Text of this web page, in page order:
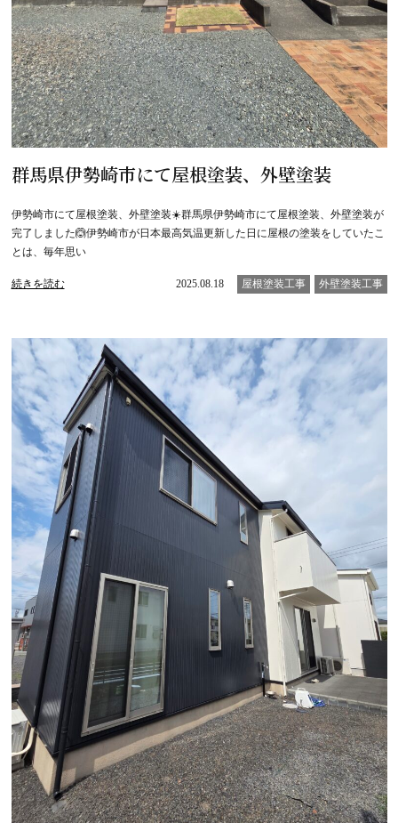
群馬県伊勢崎市にて屋根塗装、外壁塗装
伊勢崎市にて屋根塗装、外壁塗装☀️群馬県伊勢崎市にて屋根塗装、外壁塗装が
完了しました🙆伊勢崎市が日本最高気温更新した日に屋根の塗装をしていたこ
とは、毎年思い
続きを読む 2025.08.18 屋根塗装工事 外壁塗装工事